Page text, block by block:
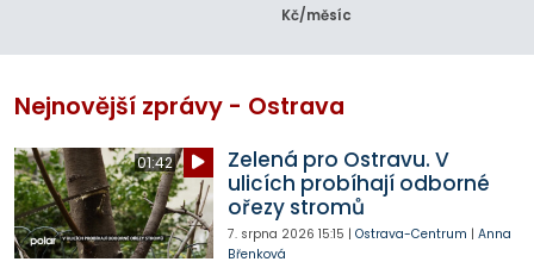
Kč/měsíc
Nejnovější zprávy - Ostrava
01:42
Zelená pro Ostravu. V
ulicích probíhají odborné
ořezy stromů
7. srpna 2026 15:15 | Ostrava-Centrum | Anna
Břenková